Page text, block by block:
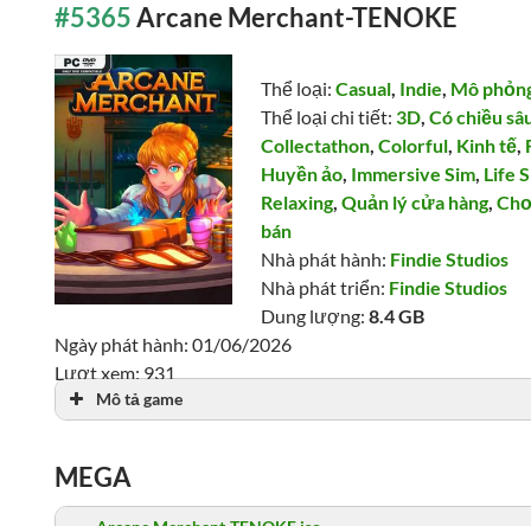
#5365Arcane Merchant-TENOKE
Thể loại:Casual, Indie, Mô
Thể loại chi tiết: 3D,Có chiều
Collectathon,Colorful, Kinh tế,
Huyền ảo, Immersive Sim, Life
Relaxing,Quản lý cửa hàng,
bán
Nhà phát hành: Findie Studios
Nhà phát triển: Findie Studios
Dung lượng:8.4 GB
Ngày phát hành: 01/06/2026
Lượt xem: 931
Mô tả game
MEGA